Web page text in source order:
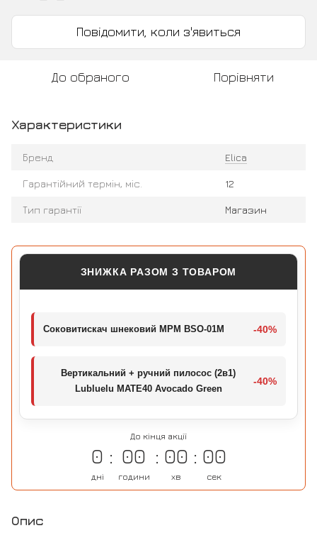
Повідомити, коли з'явиться
До обраного Порівняти
Характеристики
Бренд Elica
Гарантійний термін, міс. 12
Тип гарантії Магазин
ЗНИЖКА РАЗОМ З ТОВАРОМ
Соковитискач шнековий MPM BSO-01M -40%
Вертикальний + ручний пилосос (2в1)
Lubluelu MATE40 Avocado Green
-40%
До кінця акції
0
дні
00
години
00
хв
00
сек
Опис